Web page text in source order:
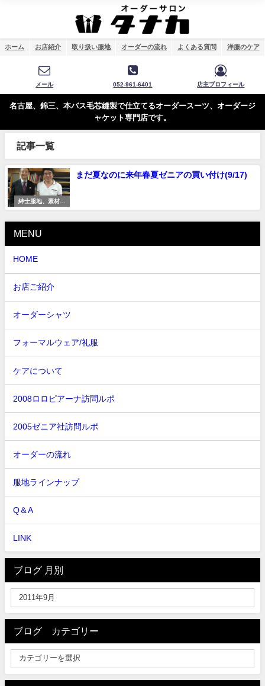
ホーム お店紹介 取り扱い服地 オーダーの流れ よくある質問 洋服のケア
メール 052-961-6401 店主プロフィール
名古屋、錦三、本バス毛芯縫製で仕立てるオーダースーツ、オーダージ
ャケット専門店です。
記事一覧
紳士服地、素材研
究
まだ夏なのに来年春夏ゼニアの買い付け(9/17)
MENU
HOME
お店ご紹介
オーダーシャツ
フォーマルウェア/礼服
ケアについて
2008ロロピアーナ訪問ルポ
2005ゼニア社訪問ルポ
オーダーの流れ
服地ラインナップ
Q＆A
LINK
ブログ 月別
ブログ カテゴリー